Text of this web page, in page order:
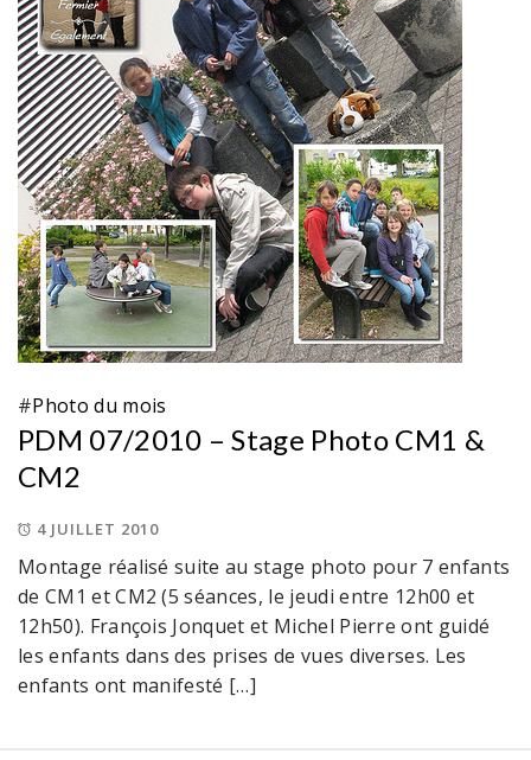
#Photo du mois
PDM 07/2010 – Stage Photo CM1 &
CM2
4 JUILLET 2010
Montage réalisé suite au stage photo pour 7 enfants
de CM1 et CM2 (5 séances, le jeudi entre 12h00 et
12h50). François Jonquet et Michel Pierre ont guidé
les enfants dans des prises de vues diverses. Les
enfants ont manifesté […]